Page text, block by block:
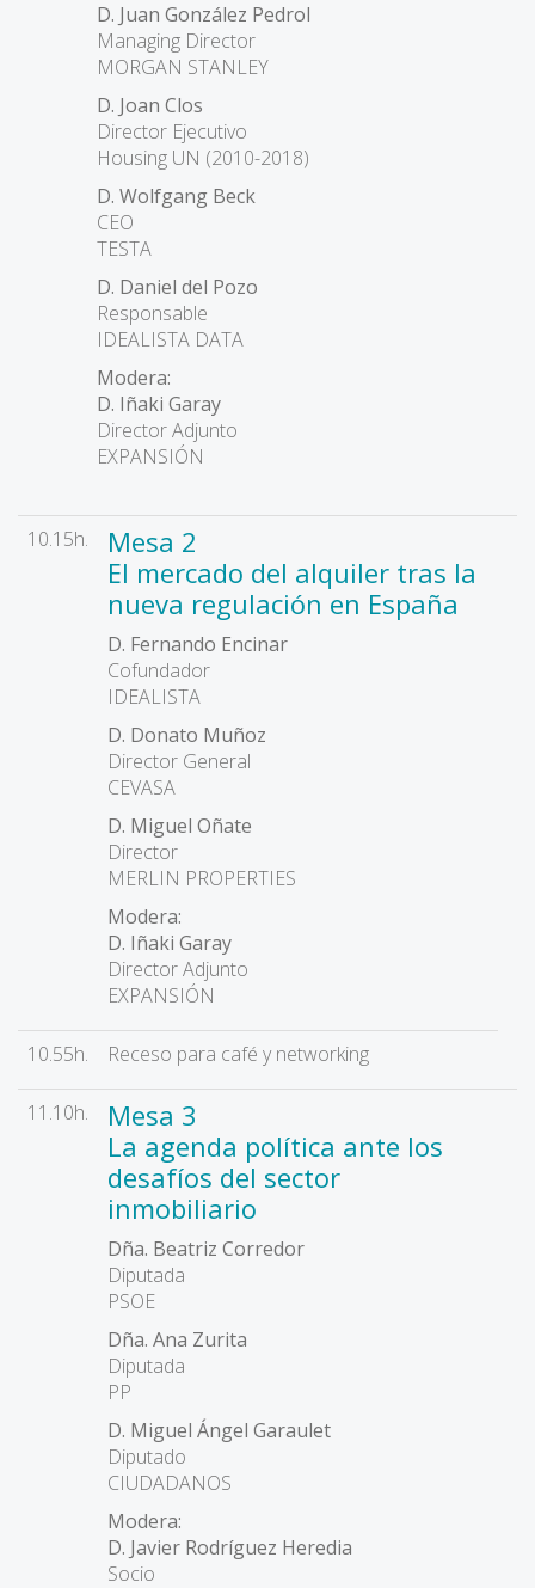
D. Juan González Pedrol
Managing Director
MORGAN STANLEY
D. Joan Clos
Director Ejecutivo
Housing UN (2010-2018)
D. Wolfgang Beck
CEO
TESTA
D. Daniel del Pozo
Responsable
IDEALISTA DATA
Modera:
D. Iñaki Garay
Director Adjunto
EXPANSIÓN
10.15h.
Mesa 2
El mercado del alquiler tras la
nueva regulación en España
D. Fernando Encinar
Cofundador
IDEALISTA
D. Donato Muñoz
Director General
CEVASA
D. Miguel Oñate
Director
MERLIN PROPERTIES
Modera:
D. Iñaki Garay
Director Adjunto
EXPANSIÓN
10.55h. Receso para café y networking
11.10h.
Mesa 3
La agenda política ante los
desafíos del sector
inmobiliario
Dña. Beatriz Corredor
Diputada
PSOE
Dña. Ana Zurita
Diputada
PP
D. Miguel Ángel Garaulet
Diputado
CIUDADANOS
Modera:
D. Javier Rodríguez Heredia
Socio